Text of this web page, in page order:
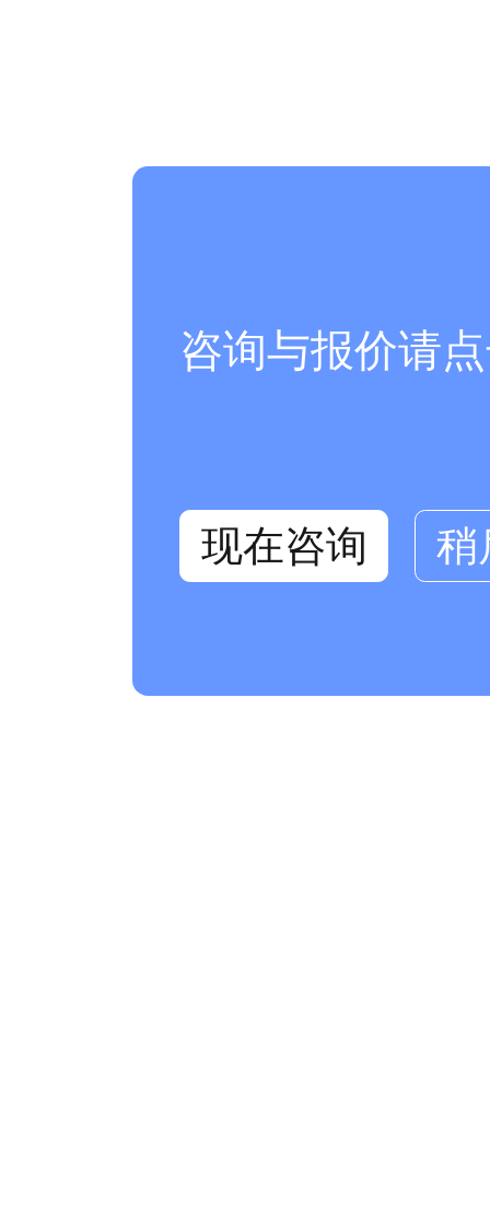
咨询与报价请
现在咨询 稍